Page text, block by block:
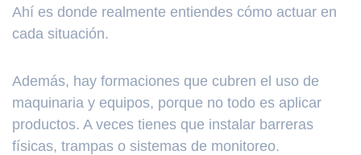
Ahí es donde realmente entiendes cómo actuar en
cada situación.
Además, hay formaciones que cubren el uso de
maquinaria y equipos, porque no todo es aplicar
productos. A veces tienes que instalar barreras
físicas, trampas o sistemas de monitoreo.